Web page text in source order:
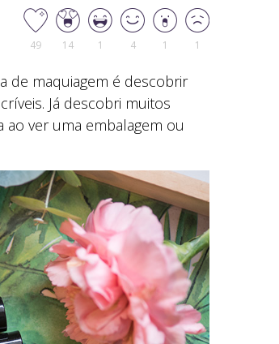
49 14 1 4 1 1
de maquiagem é descobrir
Já descobri muitos
ver uma embalagem ou